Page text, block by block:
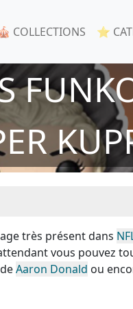
COLLECTIONS ⭐
très présent dans
vous pouvez
Aaron Donald ou